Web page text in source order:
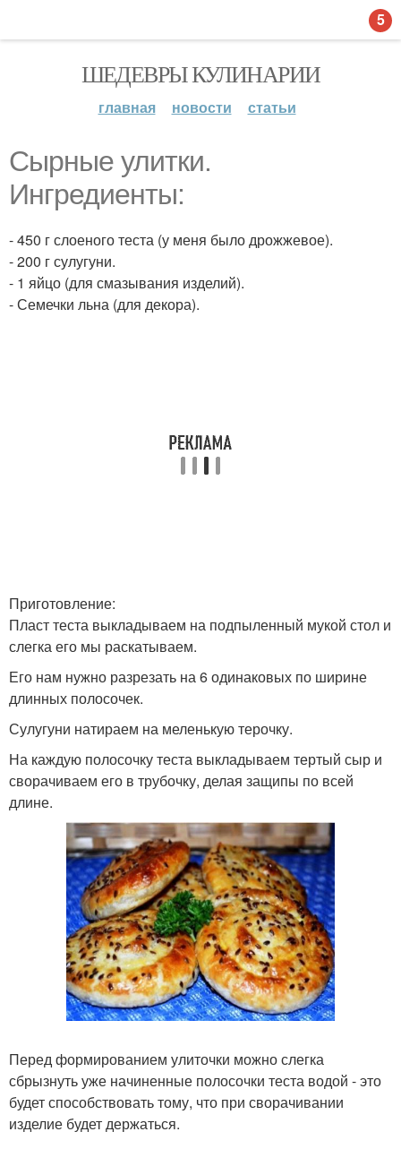
ШЕДЕВРЫ КУЛИНАРИИ
главная новости статьи
Сырные улитки.
Ингредиенты:
- 450 г слоеного теста (у меня было дрожжевое).
- 200 г сулугуни.
- 1 яйцо (для смазывания изделий).
- Семечки льна (для декора).
Приготовление:
Пласт теста выкладываем на подпыленный мукой стол и
слегка его мы раскатываем.
Его нам нужно разрезать на 6 одинаковых по ширине
длинных полосочек.
Сулугуни натираем на меленькую терочку.
На каждую полосочку теста выкладываем тертый сыр и
сворачиваем его в трубочку, делая защипы по всей
длине.
Перед формированием улиточки можно слегка
сбрызнуть уже начиненные полосочки теста водой - это
будет способствовать тому, что при сворачивании
изделие будет держаться.
5